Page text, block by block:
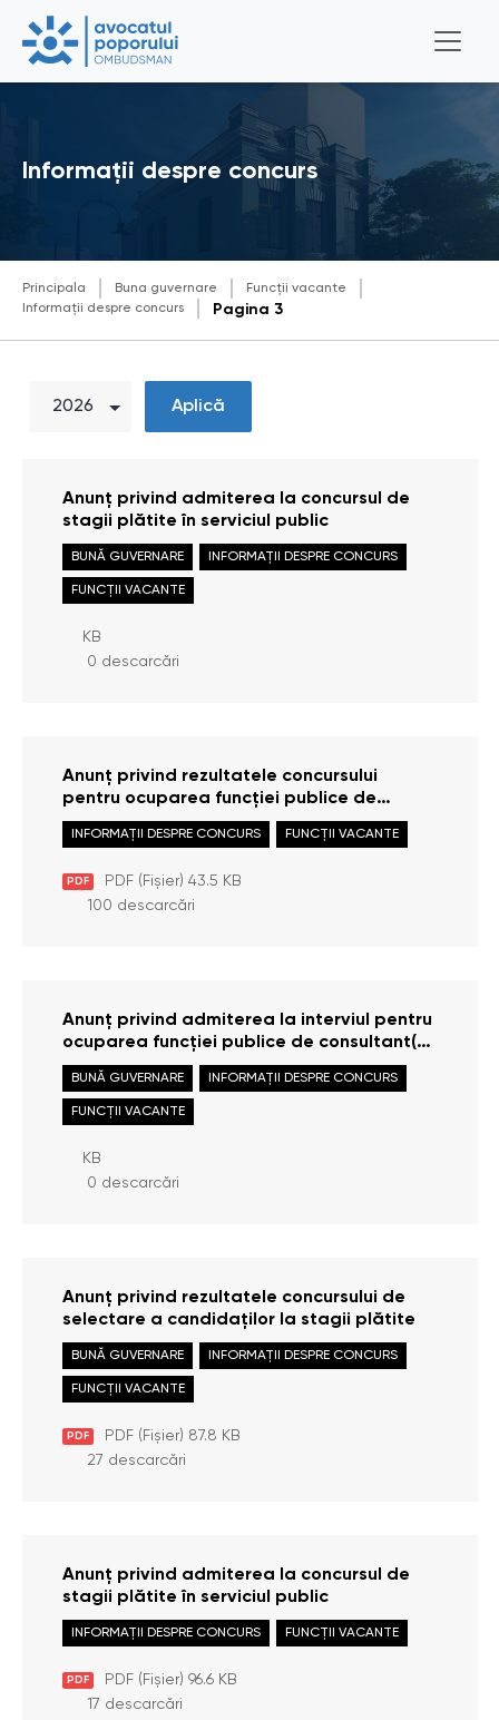
Informații despre concurs
Principala Buna guvernare
Funcții vacante
Informații despre concurs
Pagina 3
Aplică
Anunț privind admiterea la concursul de
stagii plătite în serviciul public
KB
BUNĂ GUVERNARE INFORMAȚII DESPRE CONCURS
FUNCȚII VACANTE
0 descarcări
Anunț privind rezultatele concursului
pentru ocuparea funcției publice de
execuție: Consultant principal /
Consultantă principală în cadrul Direcției
PDF PDF (Fișier) 43.5 KB
INFORMAȚII DESPRE CONCURS FUNCȚII VACANTE
100 descarcări
Anunț privind admiterea la interviul pentru
ocuparea funcției publice de consultant(ă)
principal(ă) în cadrul Direcției monitorizare
și raportare
KB
BUNĂ GUVERNARE INFORMAȚII DESPRE CONCURS
FUNCȚII VACANTE
0 descarcări
Anunț privind rezultatele concursului de
selectare a candidaților la stagii plătite
PDF PDF (Fișier) 87.8 KB
BUNĂ GUVERNARE INFORMAȚII DESPRE CONCURS
FUNCȚII VACANTE
27 descarcări
Anunț privind admiterea la concursul de
stagii plătite în serviciul public
PDF PDF (Fișier) 96.6 KB
INFORMAȚII DESPRE CONCURS FUNCȚII VACANTE
17 descarcări